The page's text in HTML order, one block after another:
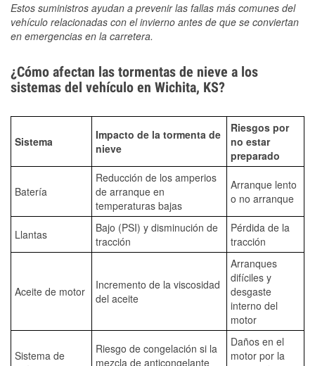
Estos suministros ayudan a prevenir las fallas más comunes del
vehículo relacionadas con el invierno antes de que se conviertan
en emergencias en la carretera.
¿Cómo afectan las tormentas de nieve a los
sistemas del vehículo en Wichita, KS?
Sistema
Impacto de la tormenta de
nieve
Riesgos por
no estar
preparado
Batería
Reducción de los amperios
de arranque en
temperaturas bajas
Arranque lento
o no arranque
Llantas
Bajo (PSI) y disminución de
tracción
Pérdida de la
tracción
Aceite de motor
Incremento de la viscosidad
del aceite
Arranques
difíciles y
desgaste
interno del
motor
Sistema de
Riesgo de congelación si la
mezcla de anticongelante
Daños en el
motor por la